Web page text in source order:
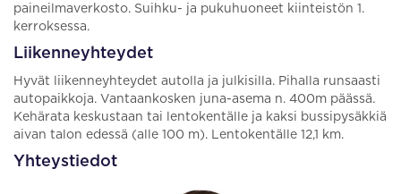
paineilmaverkosto. Suihku- ja pukuhuoneet kiinteistön 1.
kerroksessa.
Liikenneyhteydet
Hyvät liikenneyhteydet autolla ja julkisilla. Pihalla runsaasti
autopaikkoja. Vantaankosken juna-asema n. 400m päässä.
Kehärata keskustaan tai lentokentälle ja kaksi bussipysäkkiä
aivan talon edessä (alle 100 m). Lentokentälle 12,1 km.
Yhteystiedot